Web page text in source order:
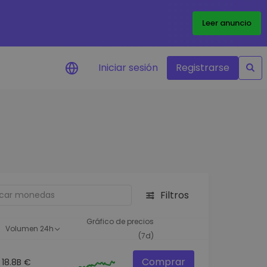
Leer anuncio
oportunidades de
inteligente para un
Iniciar sesión Registrarse
Filtros
Volumen 24h
Gráfico de precios
(7d)
18.8B € Comprar